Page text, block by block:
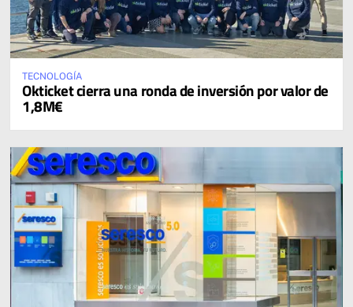
TECNOLOGÍA
Okticket cierra una ronda de inversión por valor de
1,8M€